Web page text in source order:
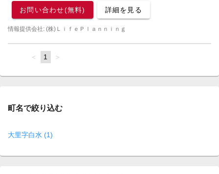
お問い合わせ(無料) 詳細を見る
情報提供会社: (株)ＬｉｆｅＰｌａｎｎｉｎｇ
page
You're
page
1 page
町名で絞り込む
大里字白水 (1)